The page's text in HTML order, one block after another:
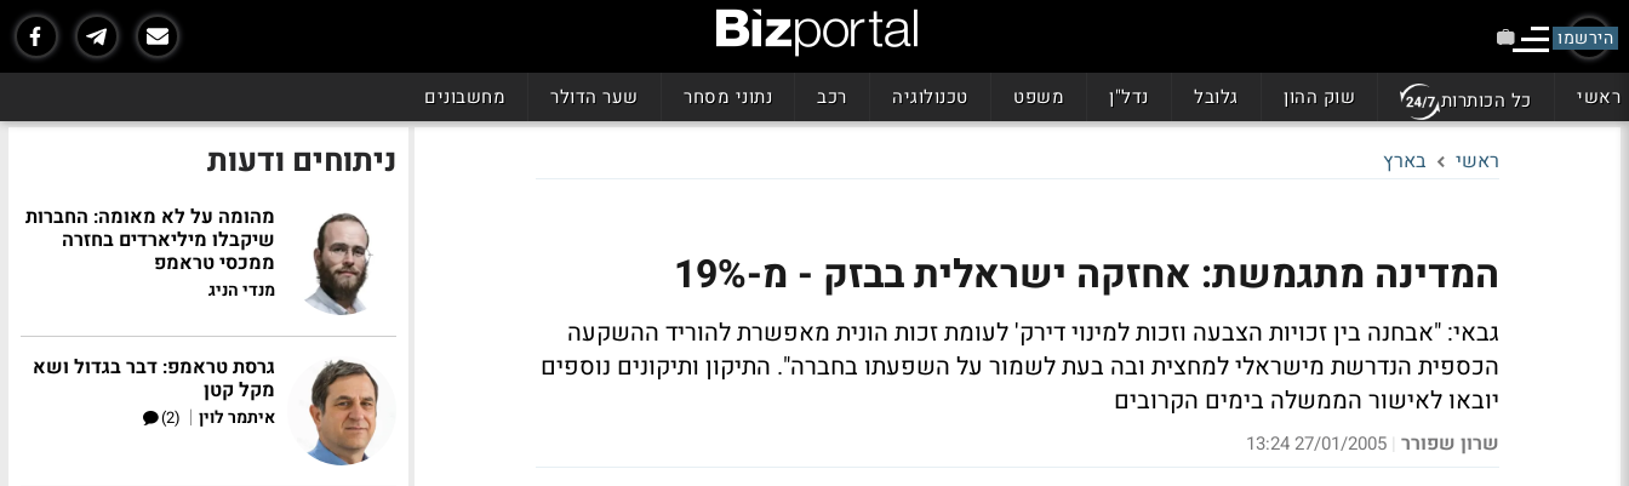
הירשמו
ראשי כל הכותרות שוק ההון גלובל נדל"ן משפט טכנולוגיה רכב נתוני מסחר שער הדולר מחשבונים
ראשי בארץ
המדינה מתגמשת: אחזקה ישראלית בבזק - מ-19%
גבאי: "אבחנה בין זכויות הצבעה וזכות למינוי דירק' לעומת זכות הונית מאפשרת להוריד ההשקעה
הכספית הנדרשת מישראלי למחצית ובה בעת לשמור על השפעתו בחברה". התיקון ותיקונים נוספים
יובאו לאישור הממשלה בימים הקרובים
שרון שפורר |
27/01/2005 13:24
ניתוחים ודעות
מהומה על לא מאומה: החברות
שיקבלו מיליארדים בחזרה
ממכסי טראמפ
מנדי הניג
גרסת טראמפ: דבר בגדול ושא
מקל קטן
איתמר לוין |
(2)